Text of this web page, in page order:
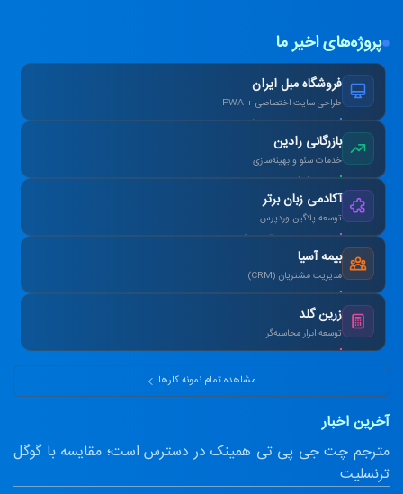
پروژه‌های اخیر ما
فروشگاه مبل ایران
طراحی سایت اختصاصی + PWA
بازرگانی رادین
خدمات سئو و بهینه‌سازی
آکادمی زبان برتر
توسعه پلاگین وردپرس
طراحی سیستم آزمون آنلاین و صدور کارنامه.
بیمه آسیا
مدیریت مشتریان (CRM)
یکپارچه‌سازی اطلاعات و اتوماسیون پیامک.
زرین گلد
توسعه ابزار محاسبه‌گر
ماشین‌حساب پیشرفته سود مرکب و طلا.
مشاهده تمام نمونه کارها
آخرین اخبار
مترجم چت جی پی تی همینک در دسترس است؛ مقایسه با گوگل
ترنسلیت